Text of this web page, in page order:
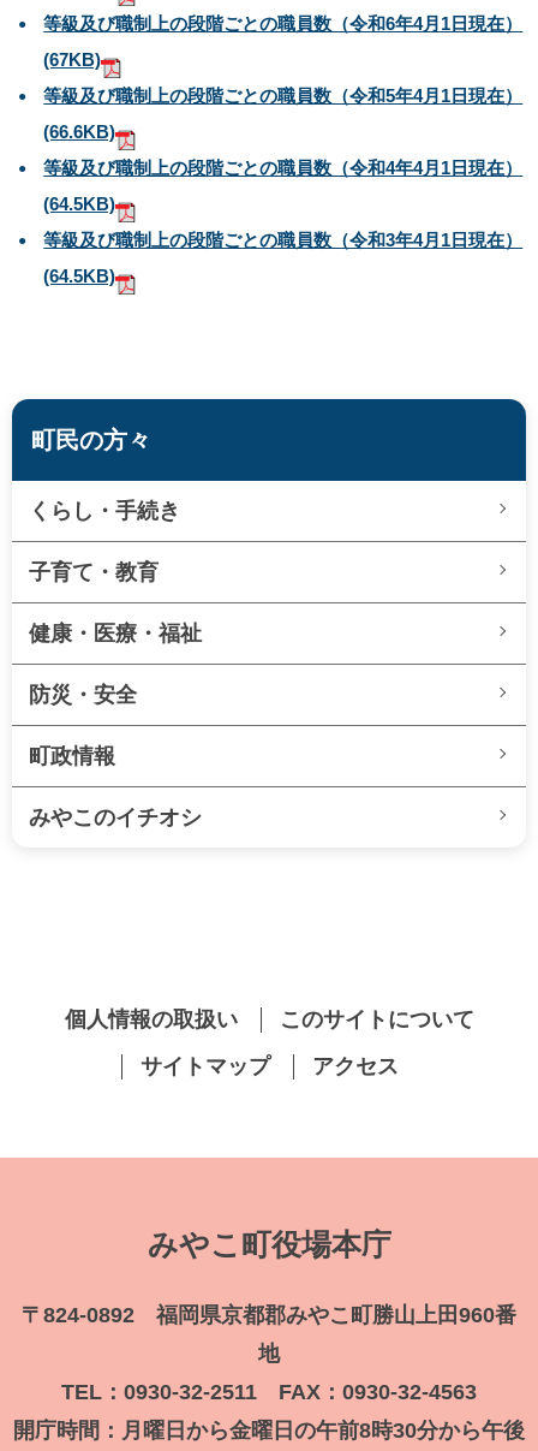
等級及び職制上の段階ごとの職員数（令和6年4月1日現在）
(67KB)
等級及び職制上の段階ごとの職員数（令和5年4月1日現在）
(66.6KB)
等級及び職制上の段階ごとの職員数（令和4年4月1日現在）
(64.5KB)
等級及び職制上の段階ごとの職員数（令和3年4月1日現在）
(64.5KB)
町民の方々
くらし・手続き
子育て・教育
健康・医療・福祉
防災・安全
町政情報
みやこのイチオシ
個人情報の取扱い
このサイトについて
サイトマップ
アクセス
みやこ町役場本庁
〒824-0892 福岡県京都郡みやこ町勝山上田960番
地
TEL：0930-32-2511 FAX：0930-32-4563
開庁時間：月曜日から金曜日の午前8時30分から午後